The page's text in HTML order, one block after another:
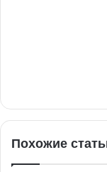
Похожие